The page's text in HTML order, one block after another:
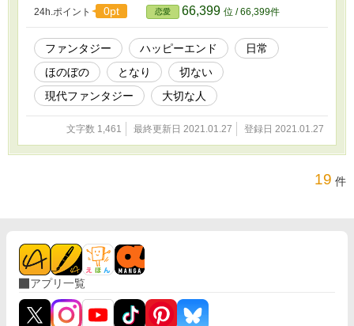
24h.ポイント 0pt 恋愛 66,399 位 / 66,399件
ファンタジー ハッピーエンド
日常
ほのぼの
となり
切ない
現代ファンタジー
大切な人
文字数 1,461 最終更新日 2021.01.27 登録日 2021.01.27
19 件
アプリ一覧